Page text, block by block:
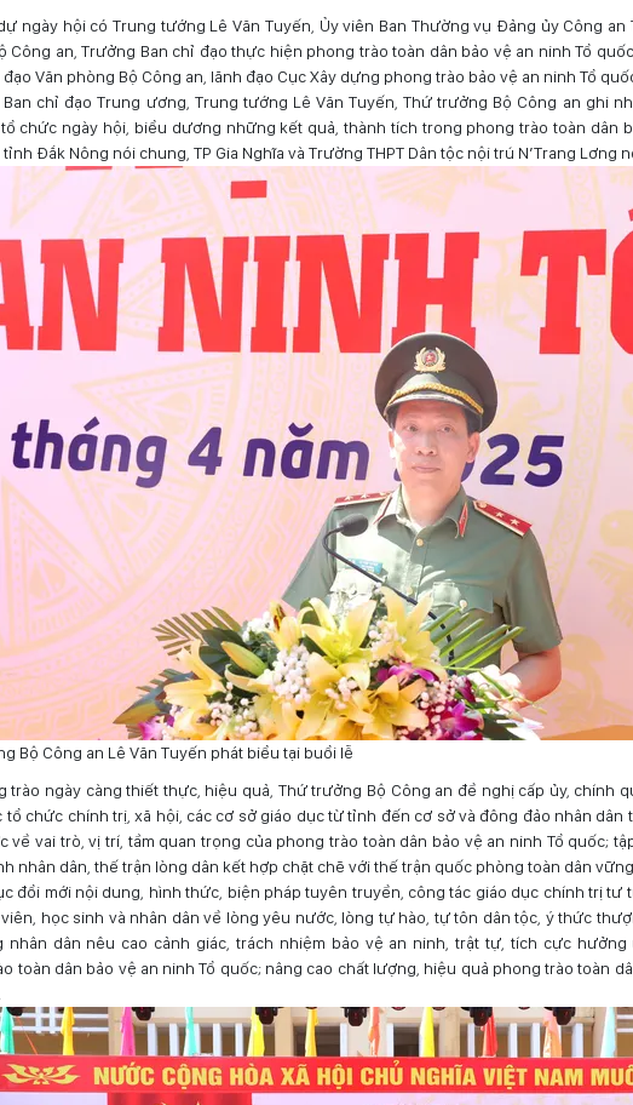
ngày hội có Trung tướng Lê Văn Tuyến, Ủy viên Ban Thường vụ Đảng ủy Công an
Công an, Trưởng Ban chỉ đạo thực hiện phong trào toàn dân bảo vệ an ninh Tổ
Văn phòng Bộ Công an, lãnh đạo Cục Xây dựng phong trào bảo vệ an ninh Tổ
Ban chỉ đạo Trung ương, Trung tướng Lê Văn Tuyến, Thứ trưởng Bộ Công an ghi
chức ngày hội, biểu dương những kết quả, thành tích trong phong trào toàn dân
Đắk Nông nói chung, TP Gia Nghĩa và Trường THPT Dân tộc nội trú N’Trang Lơng
Bộ Công an Lê Văn Tuyến phát biểu tại buổi lễ
trào ngày càng thiết thực, hiệu quả, Thứ trưởng Bộ Công an đề nghị cấp ủy, chính
tổ chức chính trị, xã hội, các cơ sở giáo dục từ tỉnh đến cơ sở và đông đảo nhân dân
về vai trò, vị trí, tầm quan trọng của phong trào toàn dân bảo vệ an ninh Tổ quốc;
nhân dân, thế trận lòng dân kết hợp chặt chẽ với thế trận quốc phòng toàn dân
đổi mới nội dung, hình thức, biện pháp tuyên truyền, công tác giáo dục chính trị tư
học sinh và nhân dân về lòng yêu nước, lòng tự hào, tự tôn dân tộc, ý thức
nhân dân nêu cao cảnh giác, trách nhiệm bảo vệ an ninh, trật tự, tích cực hưởng
toàn dân bảo vệ an ninh Tổ quốc; nâng cao chất lượng, hiệu quả phong trào toàn